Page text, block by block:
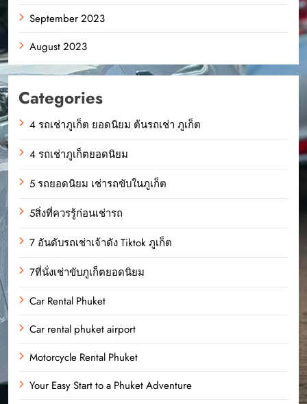
September 2023
August 2023
Categories
4 รถเช่าภูเก็ต ยอดนิยม ต้นรถเช่า ภูเก็ต
4 รถเช่าภูเก็ตยอดนิยม
5 รถยอดนิยม เช่ารถขับในภูเก็ต
5สิ่งที่ควรรู้ก่อนเช่ารถ
7 อันดับรถเช่าเจ้าดัง Tiktok ภูเก็ต
7ที่นั่งเช่าขับภูเก็ตยอดนิยม
Car Rental Phuket
Car rental phuket airport
Motorcycle Rental Phuket
Your Easy Start to a Phuket Adventure